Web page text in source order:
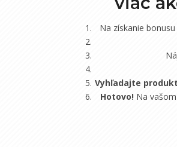
Na získanie
Vyhľadajte
Hotovo!Na vašom